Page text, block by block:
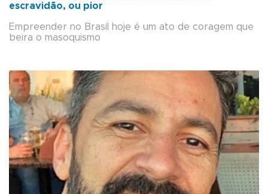
escravidão, ou pior
Empreender no Brasil hoje é um ato de coragem que
beira o masoquismo